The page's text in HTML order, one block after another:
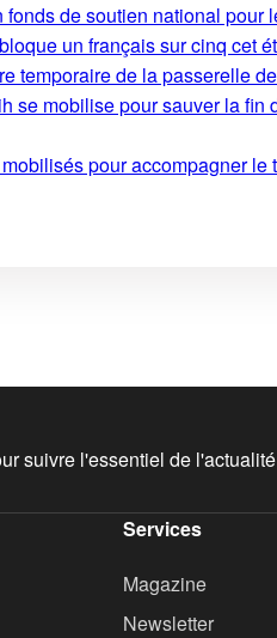
de soutien national pour
un français sur cinq cet
temporaire de la passerelle
se mobilise pour sauver la fin
pour accompagner le
suivre l'essentiel de
Services
Magazine
Newsletter